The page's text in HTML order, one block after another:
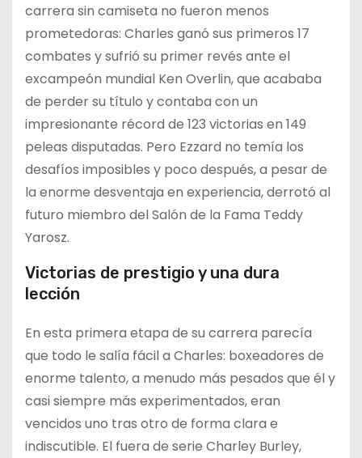
carrera sin camiseta no fueron menos
prometedoras: Charles ganó sus primeros 17
combates y sufrió su primer revés ante el
excampeón mundial Ken Overlin, que acababa
de perder su título y contaba con un
impresionante récord de 123 victorias en 149
peleas disputadas. Pero Ezzard no temía los
desafíos imposibles y poco después, a pesar de
la enorme desventaja en experiencia, derrotó al
futuro miembro del Salón de la Fama Teddy
Yarosz.
Victorias de prestigio y una dura
lección
En esta primera etapa de su carrera parecía
que todo le salía fácil a Charles: boxeadores de
enorme talento, a menudo más pesados que él y
casi siempre más experimentados, eran
vencidos uno tras otro de forma clara e
indiscutible. El fuera de serie Charley Burley,